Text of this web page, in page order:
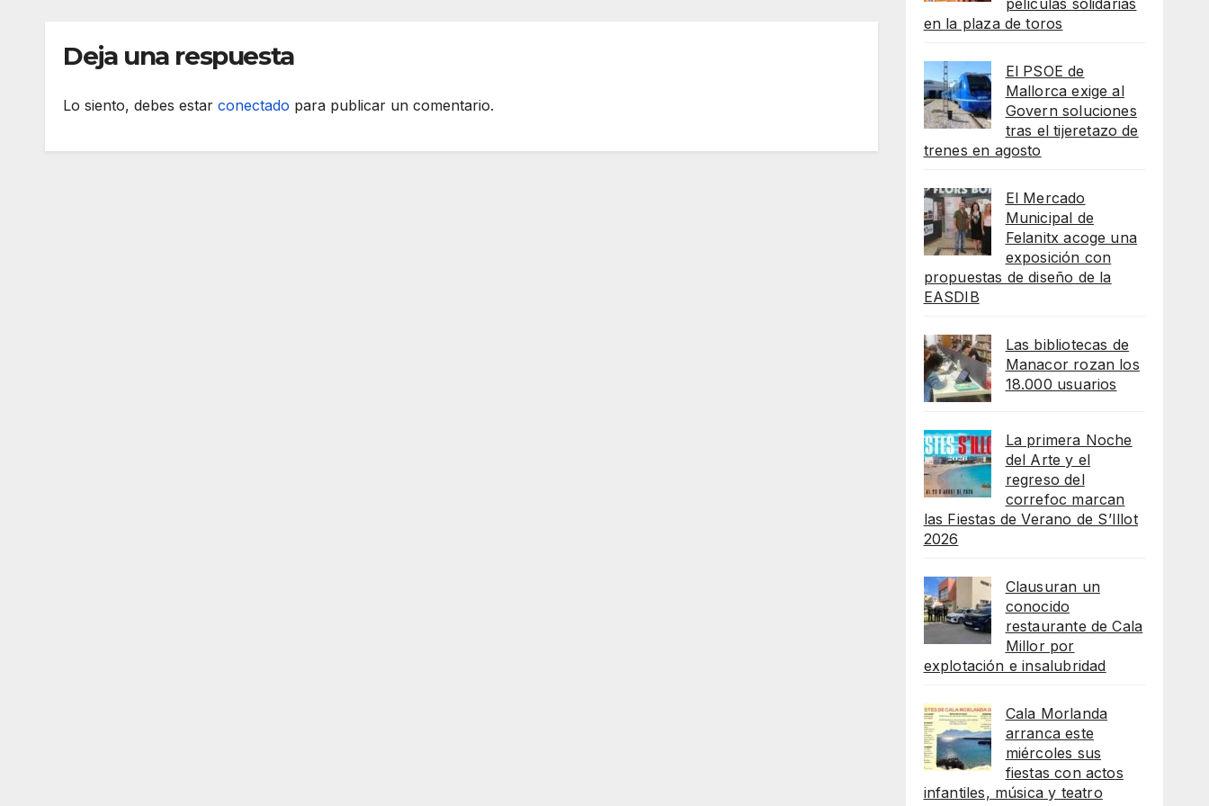
Deja una respuesta
Lo siento, debes estar conectado para publicar un comentario.
en la plaza de toros
El PSOE de
Mallorca exige al
Govern soluciones
tras el tijeretazo de
trenes en agosto
El Mercado
Municipal de
Felanitx acoge una
exposición con
propuestas de diseño de la
EASDIB
Las bibliotecas de
Manacor rozan los
18.000 usuarios
La primera Noche
del Arte y el
regreso del
correfoc marcan
las Fiestas de Verano de S’Illot
2026
Clausuran un
conocido
restaurante de Cala
Millor por
explotación e insalubridad
Cala Morlanda
arranca este
miércoles sus
fiestas con actos
infantiles, música y teatro